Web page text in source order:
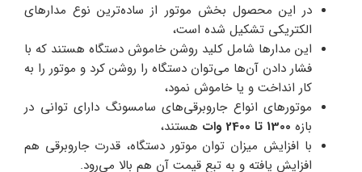
در این محصول بخش موتور از ساده‌ترین نوع مدارهای
الکتریکی تشکیل شده است،
این مدارها شامل کلید روشن خاموش دستگاه هستند که با
فشار دادن آن‌ها می‌توان دستگاه را روشن کرد و موتور را به
کار انداخت و یا خاموش نمود،
موتورهای انواع جاروبرقی‌های سامسونگ دارای توانی در
بازه 1300 تا 2400 وات
هستند،
با افزایش میزان توان موتور دستگاه، قدرت جاروبرقی هم
افزایش یافته و به تبع قیمت آن هم بالا می‌رود.